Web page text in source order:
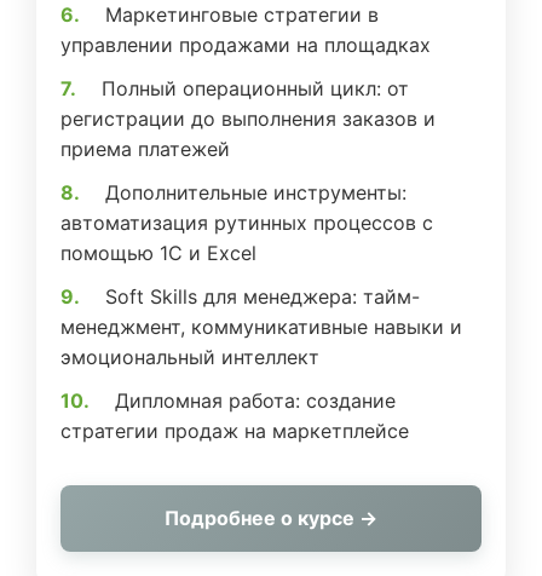
Маркетинговые стратегии в
управлении продажами на площадках
Полный операционный цикл: от
регистрации до выполнения заказов и
приема платежей
Дополнительные инструменты:
автоматизация рутинных процессов с
помощью 1С и Excel
Soft Skills для менеджера: тайм-
менеджмент, коммуникативные навыки и
эмоциональный интеллект
Дипломная работа: создание
стратегии продаж на маркетплейсе
Подробнее о курсе →